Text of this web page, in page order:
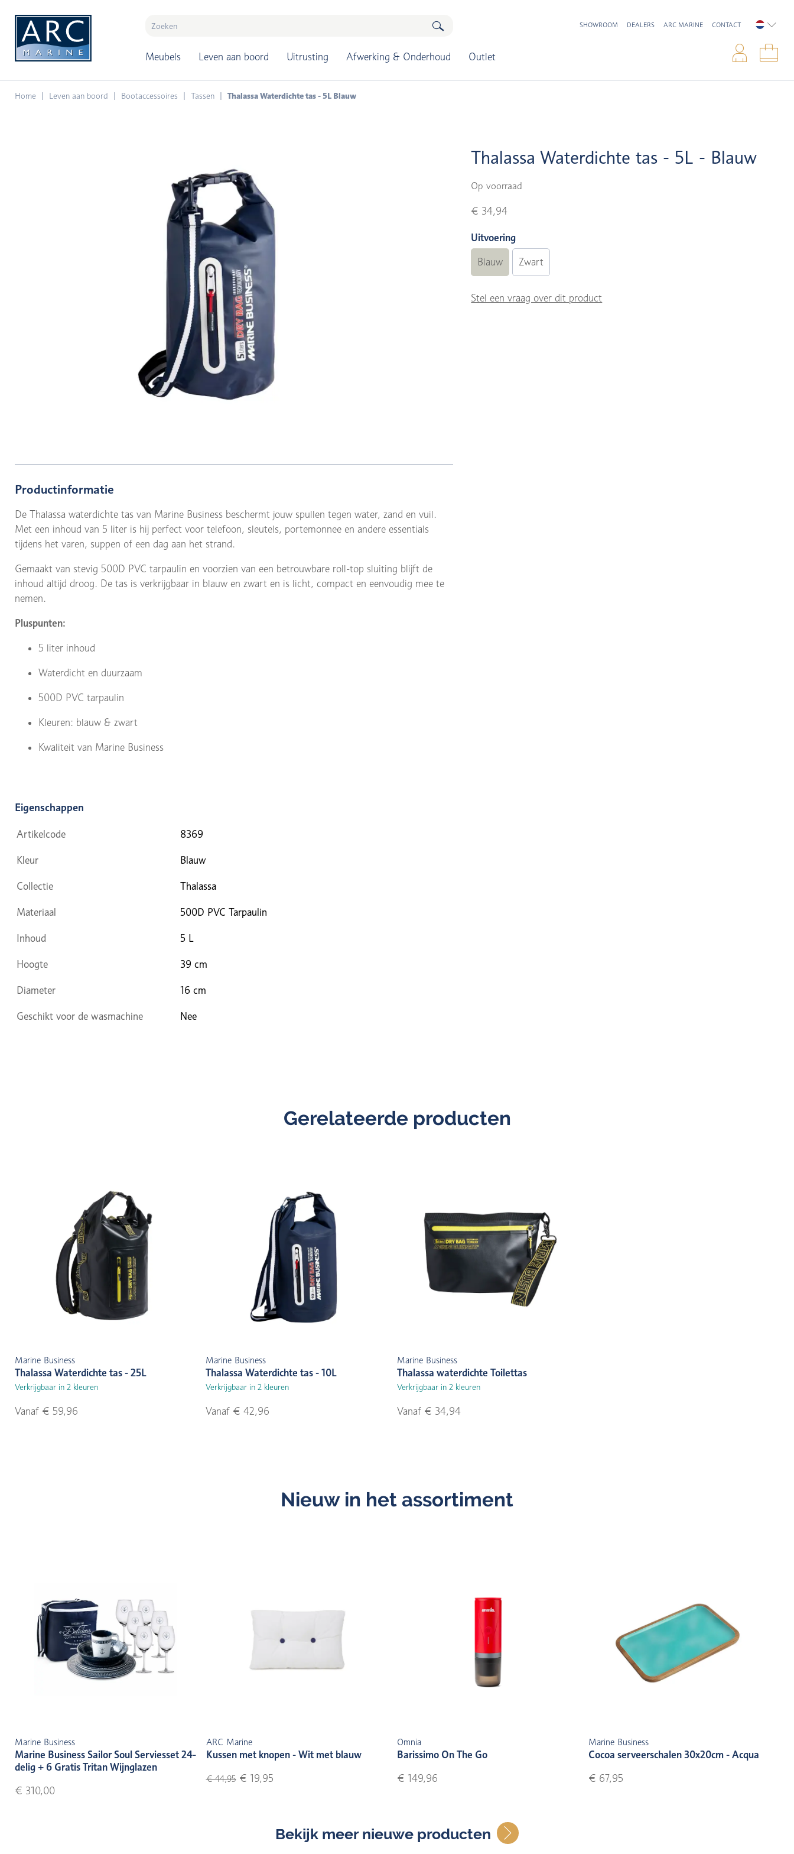
Meubels Leven aan boord Uitrusting Afwerking & Onderhoud Outlet
SHOWROOM DEALERS ARC MARINE CONTACT
Home Leven aan boord Bootaccessoires Tassen Thalassa Waterdichte tas - 5L Blauw
Thalassa Waterdichte tas - 5L - Blauw
Op voorraad
€ 34,94
Uitvoering
Blauw Zwart
Stel een vraag over dit product
Productinformatie
De Thalassa waterdichte tas van Marine Business beschermt jouw spullen tegen water, zand en vuil.
Met een inhoud van 5 liter is hij perfect voor telefoon, sleutels, portemonnee en andere essentials
tijdens het varen, suppen of een dag aan het strand.
Gemaakt van stevig 500D PVC tarpaulin en voorzien van een betrouwbare roll-top sluiting blijft de
inhoud altijd droog. De tas is verkrijgbaar in blauw en zwart en is licht, compact en eenvoudig mee te
nemen.
Pluspunten:
5 liter inhoud
Waterdicht en duurzaam
500D PVC tarpaulin
Kleuren: blauw & zwart
Kwaliteit van Marine Business
Eigenschappen
Artikelcode 8369
Kleur Blauw
Collectie Thalassa
Materiaal 500D PVC Tarpaulin
Inhoud 5 L
Hoogte 39 cm
Diameter 16 cm
Geschikt voor de wasmachine Nee
Gerelateerde producten
Marine Business
Thalassa Waterdichte tas - 25L
Verkrijgbaar in 2 kleuren
Vanaf € 59,96
Marine Business
Thalassa Waterdichte tas - 10L
Verkrijgbaar in 2 kleuren
Vanaf € 42,96
Marine Business
Thalassa waterdichte Toilettas
Verkrijgbaar in 2 kleuren
Vanaf € 34,94
Nieuw in het assortiment
Marine Business
Marine Business Sailor Soul Serviesset 24-
delig + 6 Gratis Tritan Wijnglazen
€ 310,00
ARC Marine
Kussen met knopen - Wit met blauw
€ 44,95€ 19,95
Omnia
Barissimo On The Go
€ 149,96
Marine Business
Cocoa serveerschalen 30x20cm - Acqua
€ 67,95
Bekijk meer nieuwe producten